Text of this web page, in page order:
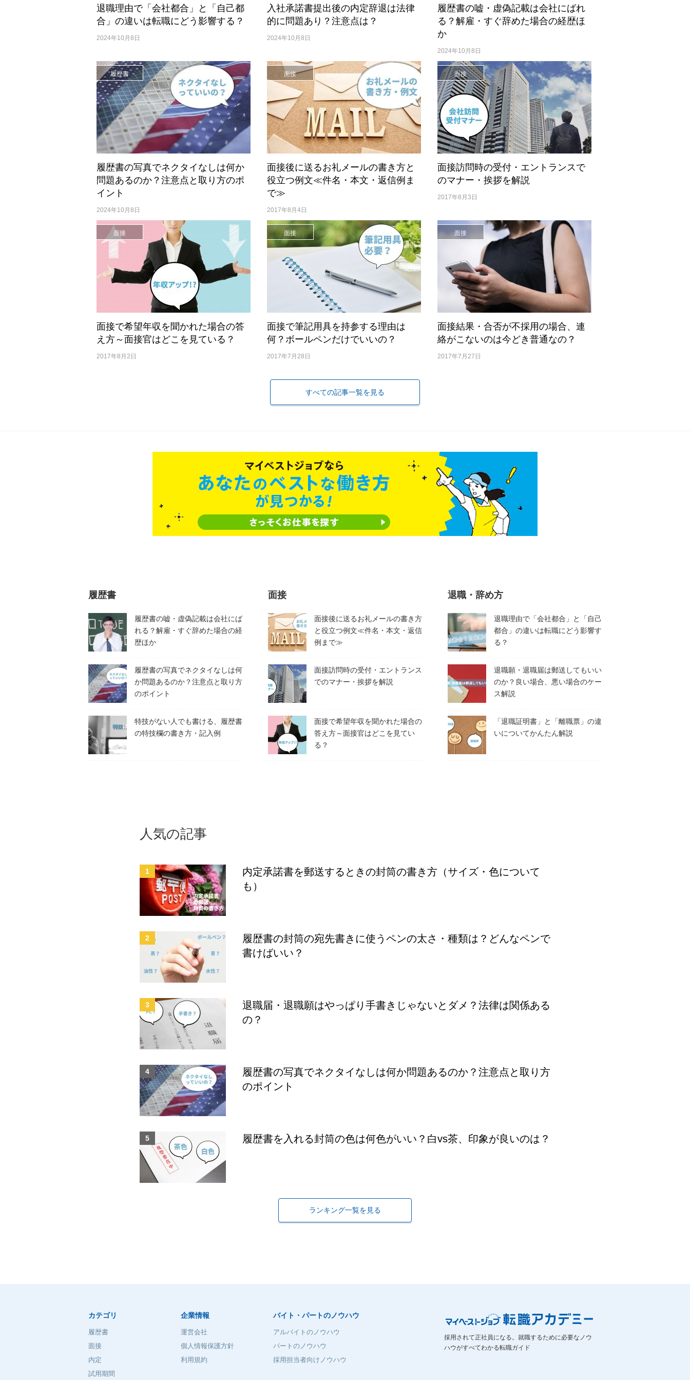
退職理由で「会社都合」と「自己都
合」の違いは転職にどう影響する？
2024年10月8日
入社承諾書提出後の内定辞退は法律
的に問題あり？注意点は？
2024年10月8日
履歴書の嘘・虚偽記載は会社にばれ
る？解雇・すぐ辞めた場合の経歴ほ
か
2024年10月8日
履歴書
履歴書の写真でネクタイなしは何か
問題あるのか？注意点と取り方のポ
イント
2024年10月8日
面接
面接後に送るお礼メールの書き方と
役立つ例文≪件名・本文・返信例ま
で≫
2017年8月4日
面接
面接訪問時の受付・エントランスで
のマナー・挨拶を解説
2017年8月3日
面接
面接で希望年収を聞かれた場合の答
え方～面接官はどこを見ている？
2017年8月2日
面接
面接で筆記用具を持参する理由は
何？ボールペンだけでいいの？
2017年7月28日
面接
面接結果・合否が不採用の場合、連
絡がこないのは今どき普通なの？
2017年7月27日
すべての記事一覧を見る
履歴書
履歴書の嘘・虚偽記載は会社にば
れる？解雇・すぐ辞めた場合の経
歴ほか
履歴書の写真でネクタイなしは何
か問題あるのか？注意点と取り方
のポイント
特技がない人でも書ける、履歴書
の特技欄の書き方・記入例
面接
面接後に送るお礼メールの書き方
と役立つ例文≪件名・本文・返信
例まで≫
面接訪問時の受付・エントランス
でのマナー・挨拶を解説
面接で希望年収を聞かれた場合の
答え方～面接官はどこを見てい
る？
退職・辞め方
退職理由で「会社都合」と「自己
都合」の違いは転職にどう影響す
る？
退職願・退職届は郵送してもいい
のか？良い場合、悪い場合のケー
ス解説
「退職証明書」と「離職票」の違
いについてかんたん解説
人気の記事
内定承諾書を郵送するときの封筒の書き方（サイズ・色について
も）
履歴書の封筒の宛先書きに使うペンの太さ・種類は？どんなペンで
書けばいい？
退職届・退職願はやっぱり手書きじゃないとダメ？法律は関係ある
の？
履歴書の写真でネクタイなしは何か問題あるのか？注意点と取り方
のポイント
履歴書を入れる封筒の色は何色がいい？白vs茶、印象が良いのは？
ランキング一覧を見る
カテゴリ
履歴書
面接
内定
試用期間
企業情報
運営会社
個人情報保護方針
利用規約
バイト・パートのノウハウ
アルバイトのノウハウ
パートのノウハウ
採用担当者向けノウハウ
採用されて正社員になる。就職するために必要なノウ
ハウがすべてわかる転職ガイド